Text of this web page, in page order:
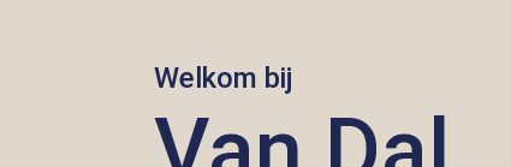
Welkom bij